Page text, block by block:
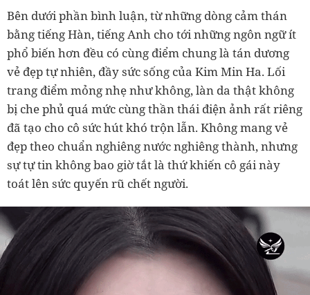
Bên dưới phần bình luận, từ những dòng cảm thán
bằng tiếng Hàn, tiếng Anh cho tới những ngôn ngữ ít
phổ biến hơn đều có cùng điểm chung là tán dương
vẻ đẹp tự nhiên, đầy sức sống của Kim Min Ha. Lối
trang điểm mỏng nhẹ như không, làn da thật không
bị che phủ quá mức cùng thần thái điện ảnh rất riêng
đã tạo cho cô sức hút khó trộn lẫn. Không mang vẻ
đẹp theo chuẩn nghiêng nước nghiêng thành, nhưng
sự tự tin không bao giờ tắt là thứ khiến cô gái này
toát lên sức quyến rũ chết người.